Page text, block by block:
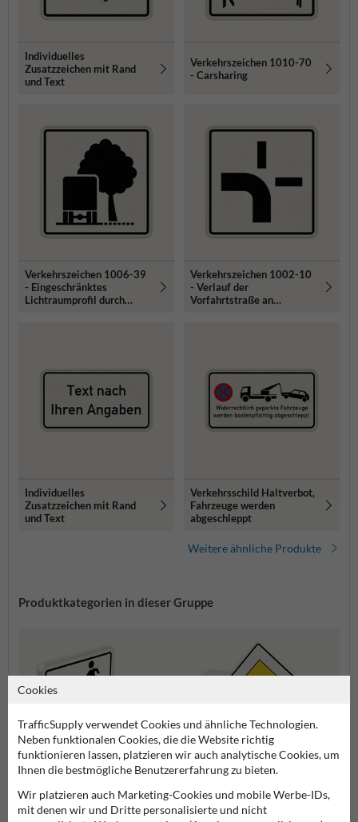
Individuelles
Zusatzzeichen mit Rand
und Text
Verkehrszeichen 1010-70
- Carsharing
Verkehrszeichen 1006-39
- Eingeschränktes
Lichtraumprofil durch
Verkehrszeichen 1002-10
- Verlauf der
Vorfahrtstraße an
Individuelles
Zusatzzeichen mit Rand
und Text
Verkehrsschild Haltverbot,
Fahrzeuge werden
abgeschleppt
Weitere ähnliche Produkte
Produktkategorien in dieser Gruppe
Zusatzzeichen Vorfahrtsschilder
Cookies
TrafficSupply verwendet Cookies und ähnliche Technologien.
Neben funktionalen Cookies, die die Website richtig
funktionieren lassen, platzieren wir auch analytische Cookies, um
Ihnen die bestmögliche Benutzererfahrung zu bieten.
Wir platzieren auch Marketing-Cookies und mobile Werbe-IDs,
mit denen wir und Dritte personalisierte und nicht